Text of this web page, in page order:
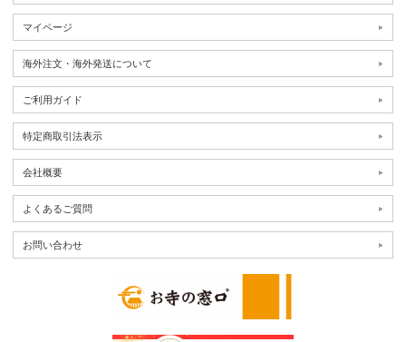
マイページ
海外注文・海外発送について
ご利用ガイド
特定商取引法表示
会社概要
よくあるご質問
お問い合わせ